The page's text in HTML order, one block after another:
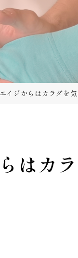
イジからはカラダを
はカ